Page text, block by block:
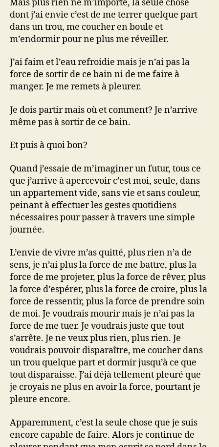
Mais plus rien ne m’importe, la seule chose
dont j’ai envie c’est de me terrer quelque part
dans un trou, me coucher en boule et
m’endormir pour ne plus me réveiller.
J’ai faim et l’eau refroidie mais je n’ai pas la
force de sortir de ce bain ni de me faire à
manger. Je me remets à pleurer.
Je dois partir mais où et comment? Je n’arrive
même pas à sortir de ce bain.
Et puis à quoi bon?
Quand j’essaie de m’imaginer un futur, tous ce
que j’arrive à apercevoir c’est moi, seule, dans
un appartement vide, sans vie et sans couleur,
peinant à effectuer les gestes quotidiens
nécessaires pour passer à travers une simple
journée.
L’envie de vivre m’as quitté, plus rien n’a de
sens, je n’ai plus la force de me battre, plus la
force de me projeter, plus la force de rêver, plus
la force d’espérer, plus la force de croire, plus la
force de ressentir, plus la force de prendre soin
de moi. Je voudrais mourir mais je n’ai pas la
force de me tuer. Je voudrais juste que tout
s’arrête. Je ne veux plus rien, plus rien. Je
voudrais pouvoir disparaître, me coucher dans
un trou quelque part et dormir jusqu’à ce que
tout disparaisse. J’ai déjà tellement pleuré que
je croyais ne plus en avoir la force, pourtant je
pleure encore.
Apparemment, c’est la seule chose que je suis
encore capable de faire. Alors je continue de